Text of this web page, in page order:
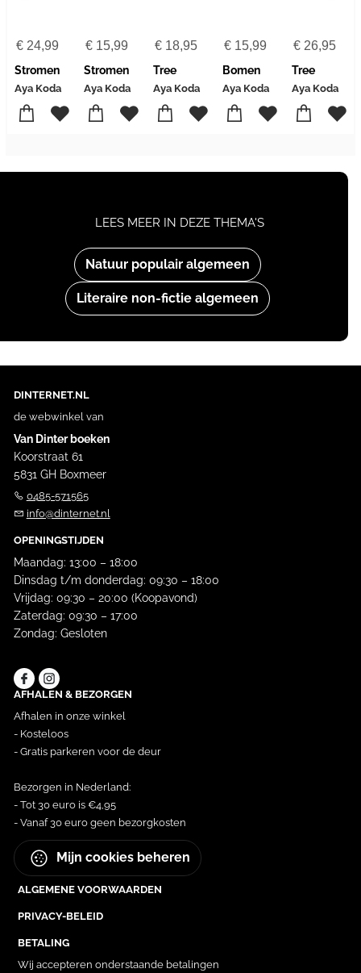
€24,99
Stromen
Aya Koda
€15,99
Stromen
Aya Koda
€ 18,95
Tree
Aya Koda
€ 15,99
Bomen
Aya Koda
€ 26,95
Tree
Aya Koda
Natuur populair algemeen
Literaire non-fictie algemeen
LEES MEER IN DEZE THEMA'S
DINTERNET.NL
de webwinkel van
Van Dinter boeken
Koorstraat 61
5831 GH Boxmeer
0485-571565
info@dinternet.nl
OPENINGSTIJDEN
Maandag: 13:00 – 18:00
Dinsdag t/m donderdag: 09:30 – 18:00
Vrijdag: 09:30 – 20:00 (Koopavond)
Zaterdag: 09:30 – 17:00
Zondag: Gesloten
AFHALEN & BEZORGEN
Afhalen in onze winkel
- Kosteloos
- Gratis parkeren voor de deur
Bezorgen in Nederland:
- Tot 30 euro is €4,95
- Vanaf 30 euro geen bezorgkosten
Mijn cookies beheren
ALGEMENE VOORWAARDEN
PRIVACY-BELEID
BETALING
Wij accepteren onderstaande betalingen